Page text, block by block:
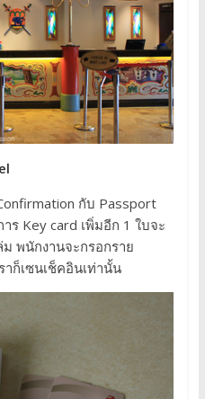
กับ Passport
ร Key card เพิ่มอีก 1 ใบจะ
พนักงานจะกรอกราย
าก็เซนเช็คอินเท่านั้น